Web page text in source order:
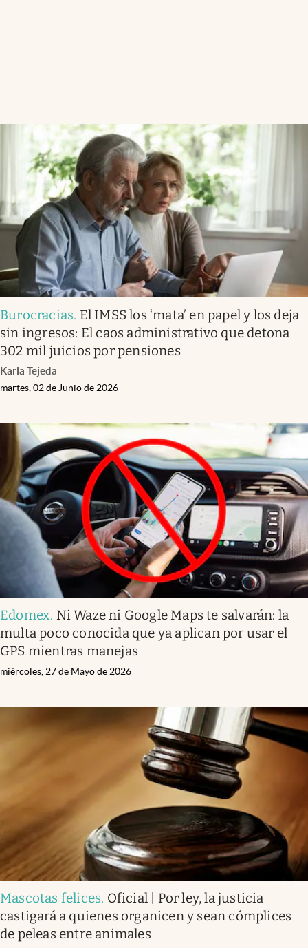
Burocracias. El IMSS los ‘mata’ en papel y los deja
sin ingresos: El caos administrativo que detona
302 mil juicios por pensiones
Karla Tejeda
martes, 02 de Junio de 2026
Edomex. Ni Waze ni Google Maps te salvarán: la
multa poco conocida que ya aplican por usar el
GPS mientras manejas
miércoles, 27 de Mayo de 2026
Mascotas felices. Oficial | Por ley, la justicia
castigará a quienes organicen y sean cómplices
de peleas entre animales